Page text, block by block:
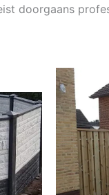
doorgaans